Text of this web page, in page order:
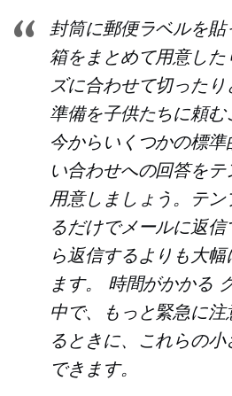
封筒に郵便ラベルを
箱をまとめて用意し
ズに合わせて切った
準備を子供たちに頼む
今からいくつかの標
い合わせへの回答を
用意しましょう。テ
るだけでメールに返
ら返信するよりも大
ます。 時間がかかる
中で、もっと緊急に
るときに、これらの
できます。